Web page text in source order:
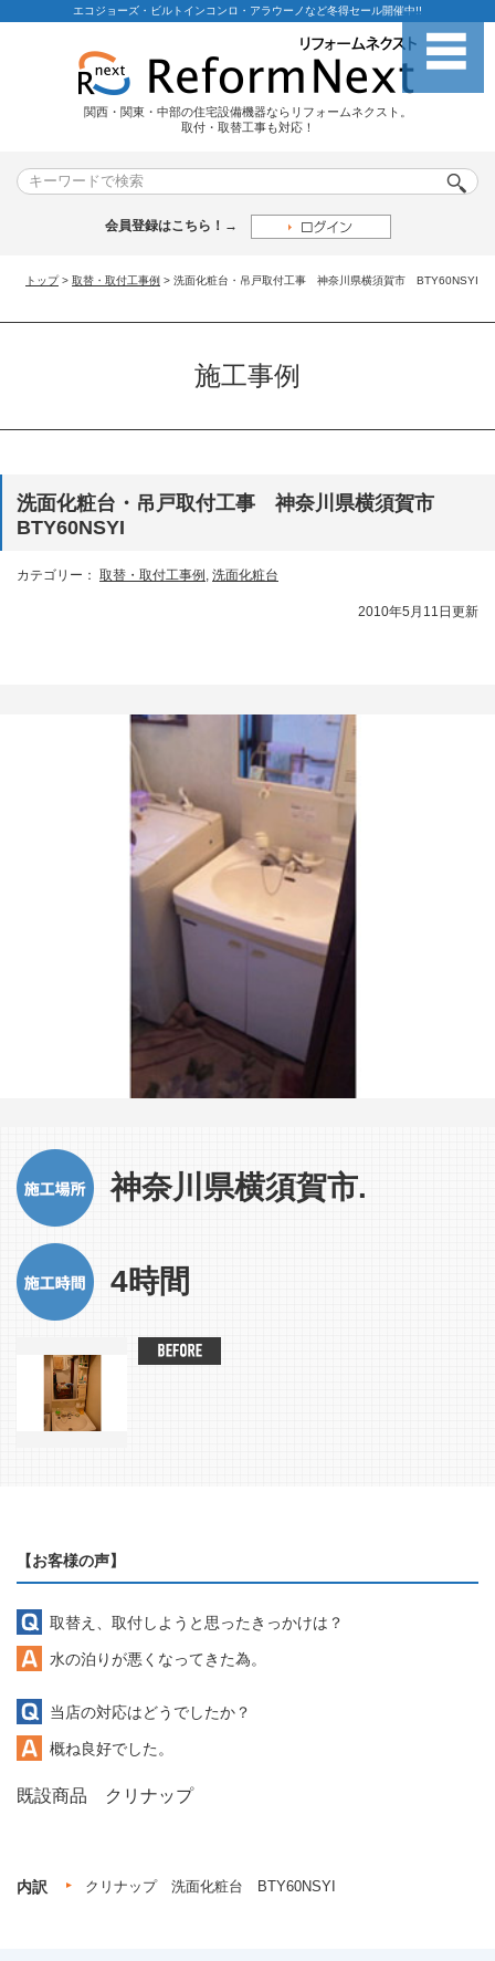
エコジョーズ・ビルトインコンロ・アラウーノなど冬得セール開催中!!
関西・関東・中部の住宅設備機器ならリフォームネクスト。
取付・取替工事も対応！
会員登録はこちら！→
トップ > 取替・取付工事例 > 洗面化粧台・吊戸取付工事 神奈川県横須賀市 BTY60NSYI
施工事例
洗面化粧台・吊戸取付工事 神奈川県横須賀市
BTY60NSYI
カテゴリー： 取替・取付工事例 , 洗面化粧台
2010年5月11日更新
神奈川県横須賀市.
4時間
【お客様の声】
取替え、取付しようと思ったきっかけは？
水の泊りが悪くなってきた為。
当店の対応はどうでしたか？
概ね良好でした。
既設商品 クリナップ
内訳 クリナップ 洗面化粧台 BTY60NSYI